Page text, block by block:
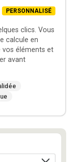
PERSONNALISÉ
clics. Vous
calcule en
vos éléments et
avant